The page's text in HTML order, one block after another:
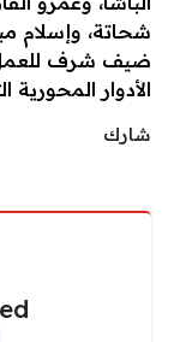
شحاتة، وإسلام
ضيف شرف للعمل
الأدوار
شارك